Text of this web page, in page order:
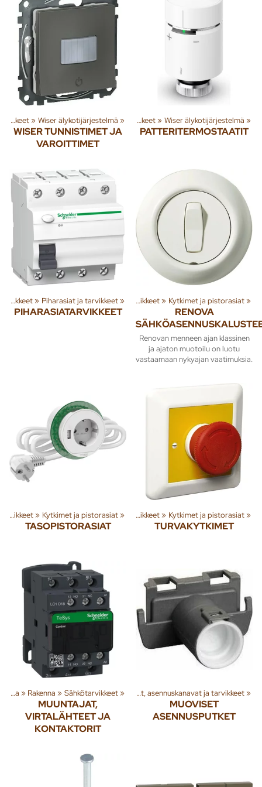
Sähkötarvikkeet‪» Wiser älykotijärjestelmä ‪»
WISER TUNNISTIMET JA
VAROITTIMET
ja tuotteita ‪»Rakenna‪» Sähkötarvikkeet‪» Wiser älykotijärjestelmä ‪»
PATTERITERMOSTAATIT
Sähkötarvikkeet‪» Piharasiat ja tarvikkeet‪»
PIHARASIATARVIKKEET
ja tuotteita‪»Rakenna‪» Sähkötarvikkeet‪» Kytkimet ja pistorasiat‪»
RENOVA
Renovan menneen ajan klassinen
ja ajaton muotoilu on luotu
vastaamaan nykyajan vaatimuksia.
Sähkötarvikkeet‪» Kytkimet ja pistorasiat‪»
TASOPISTORASIAT
ja tuotteita‪»Rakenna‪» Sähkötarvikkeet‪» Kytkimet ja pistorasiat‪»
TURVAKYTKIMET
Tuoteryhmiä ja tuotteita ‪» Rakenna ‪» Sähkötarvikkeet‪»
MUUNTAJAT,
VIRTALÄHTEET JA
KONTAKTORIT
‪»Sähkötarvikkeet‪» Asennusputket, asennuskanavat ja tarvikkeet‪»
MUOVISET
ASENNUSPUTKET